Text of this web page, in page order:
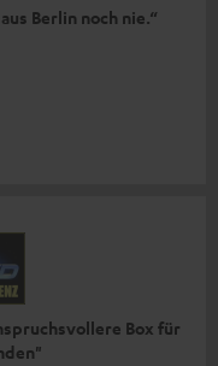
Berlin noch nie.“
Box für